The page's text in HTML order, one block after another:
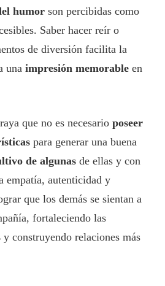
humor son percibidas como
Saber hacer reír o
de diversión facilita la
una impresión memorable en
que no es necesario poseer
para generar una buena
de algunas de ellas y con
empatía, autenticidad y
que los demás se sientan a
fortaleciendo las
y construyendo relaciones más